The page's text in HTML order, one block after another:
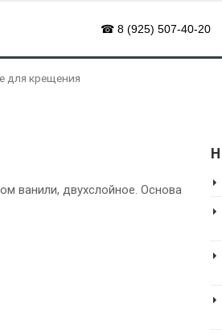
☎ 8 (925) 507-40-20
для крещения
ванили, двухслойное. Основа